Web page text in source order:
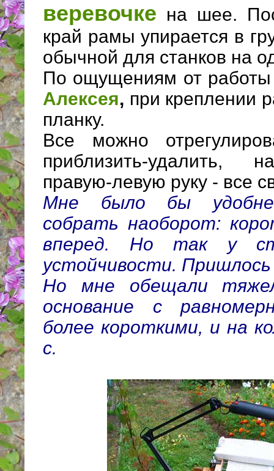
веревочке на шее.
край рамы упирается в
обычной для станков на
По ощущениям от
Алексея, при креплении
планку.
Все можно
приблизить-удалить,
правую-левую руку - все
Мне было бы
собрать наоборот:
вперед. Но так у
устойчивости.
Но мне обещали
основание с
более короткими, и на
с.